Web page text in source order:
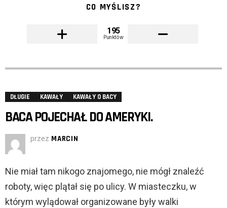
CO MYŚLISZ?
195
Punktów
DŁUGIE KAWAŁY KAWAŁY O BACY
BACA POJECHAŁ DO AMERYKI.
przez MARCIN
Nie miał tam nikogo znajomego, nie mógł znaleźć
roboty, więc plątał się po ulicy. W miasteczku, w
którym wylądował organizowane były walki